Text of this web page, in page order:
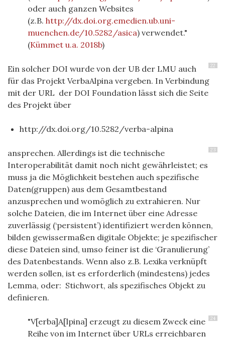
oder auch ganzen Websites
(z.B. http://dx.doi.org.emedien.ub.uni-
muenchen.de/10.5282/asica) verwendet."
(Kümmet u.a. 2018b)
22
Ein solcher DOI wurde von der UB der LMU auch
für das Projekt VerbaAlpina vergeben. In Verbindung
mit der URL der DOI Foundation lässt sich die Seite
des Projekt über
http://dx.doi.org/10.5282/verba-alpina
23
ansprechen. Allerdings ist die technische
Interoperabilität damit noch nicht gewährleistet; es
muss ja die Möglichkeit bestehen auch spezifische
Daten(gruppen) aus dem Gesamtbestand
anzusprechen und womöglich zu extrahieren. Nur
solche Dateien, die im Internet über eine Adresse
zuverlässig (‘persistent’) identifiziert werden können,
bilden gewissermaßen digitale Objekte; je spezifischer
diese Dateien sind, umso feiner ist die ‘Granulierung’
des Datenbestands. Wenn also z.B. Lexika verknüpft
werden sollen, ist es erforderlich (mindestens) jedes
Lemma, oder: Stichwort, als spezifisches Objekt zu
definieren.
24
"V[erba]A[lpina] erzeugt zu diesem Zweck eine
Reihe von im Internet über URLs erreichbaren